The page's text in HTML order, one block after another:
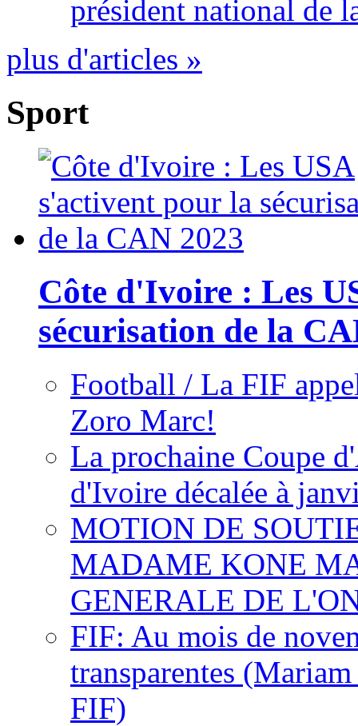
président national de
plus d'articles »
Sport
Côte d'Ivoire : Les
sécurisation de la
Football / La FIF
Zoro Marc!
La prochaine Coupe
d'Ivoire décalée à
MOTION DE
MADAME KONE
GENERALE DE
FIF: Au mois de
transparentes
FIF)